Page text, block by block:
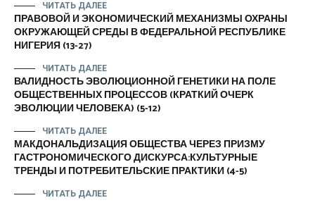
ЧИТАТЬ ДАЛЕЕ
ПРАВОВОЙ И ЭКОНОМИЧЕСКИЙ МЕХАНИЗМЫ ОХРАНЫ
ОКРУЖАЮЩЕЙ СРЕДЫ В ФЕДЕРАЛЬНОЙ РЕСПУБЛИКЕ
НИГЕРИЯ (13-27)
ЧИТАТЬ ДАЛЕЕ
ВАЛИДНОСТЬ ЭВОЛЮЦИОННОЙ ГЕНЕТИКИ НА ПОЛЕ
ОБЩЕСТВЕННЫХ ПРОЦЕССОВ (КРАТКИЙ ОЧЕРК
ЭВОЛЮЦИИ ЧЕЛОВЕКА) (5-12)
ЧИТАТЬ ДАЛЕЕ
МАКДОНАЛЬДИЗАЦИЯ ОБЩЕСТВА ЧЕРЕЗ ПРИЗМУ
ГАСТРОНОМИЧЕСКОГО ДИСКУРСА:КУЛЬТУРНЫЕ
ТРЕНДЫ И ПОТРЕБИТЕЛЬСКИЕ ПРАКТИКИ (4-5)
ЧИТАТЬ ДАЛЕЕ